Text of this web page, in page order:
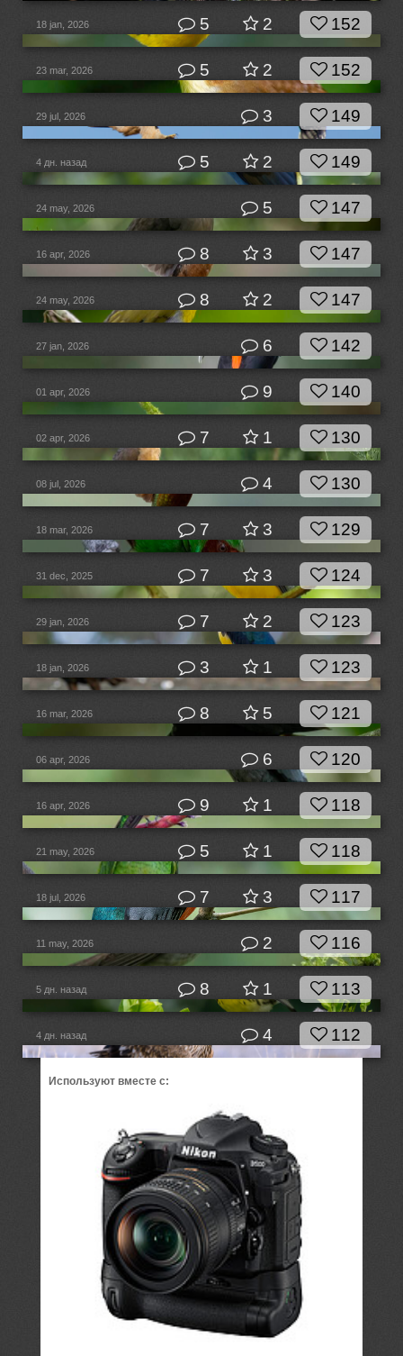
18 jan, 2026 5 2 152
23 mar, 2026 5 2 152
29 jul, 2026 3 149
4 дн. назад 5 2 149
24 may, 2026 5 147
16 apr, 2026 8 3 147
24 may, 2026 8 2 147
27 jan, 2026 6 142
01 apr, 2026 9 140
02 apr, 2026 7 1 130
08 jul, 2026 4 130
18 mar, 2026 7 3 129
31 dec, 2025 7 3 124
29 jan, 2026 7 2 123
18 jan, 2026 3 1 123
16 mar, 2026 8 5 121
06 apr, 2026 6 120
16 apr, 2026 9 1 118
21 may, 2026 5 1 118
18 jul, 2026 7 3 117
11 may, 2026 2 116
5 дн. назад 8 1 113
4 дн. назад 4 112
Используют вместе с: